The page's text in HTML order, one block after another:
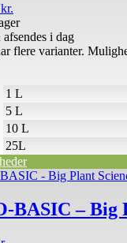
kr.
i dag
flere varianter.
1 L
5 L
10 L
25L
BASIC – Big